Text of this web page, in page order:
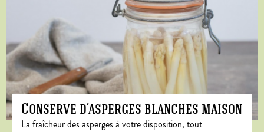
Conserve d’asperges blanches maison
La fraîcheur des asperges à votre disposition, tout